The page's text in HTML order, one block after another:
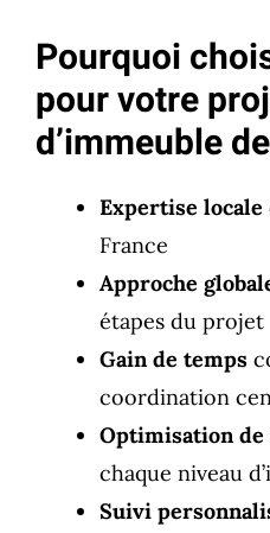
Pourquoi
pour votre
d’immeuble
Expertise locale
France
Approche
étapes du projet
Gain de temps
coordination
Optimisation
chaque niveau
Suivi